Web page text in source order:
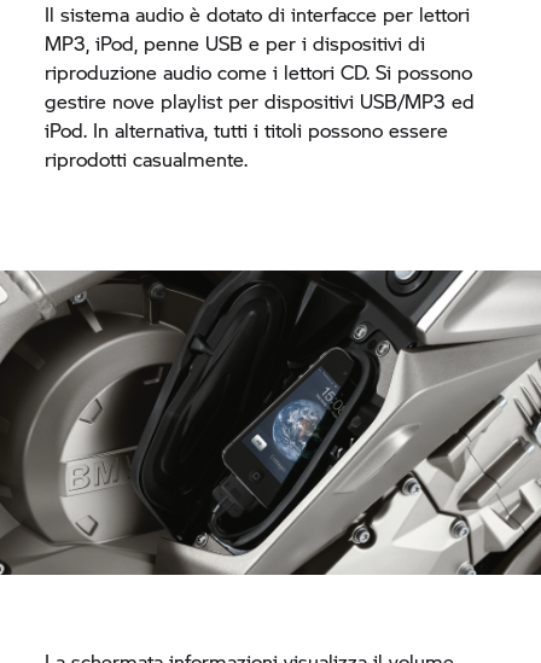
Il sistema audio è dotato di interfacce per lettori
MP3, iPod, penne USB e per i dispositivi di
riproduzione audio come i lettori CD. Si possono
gestire nove playlist per dispositivi USB/MP3 ed
iPod. In alternativa, tutti i titoli possono essere
riprodotti casualmente.